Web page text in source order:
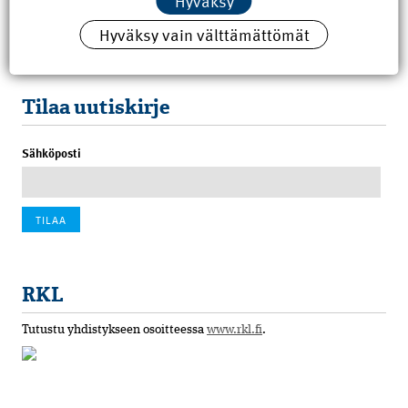
8.6.2026 15:21
100 vuotta sitten: Rajajoen uusi rautatiesilta
Tilaa uutiskirje
Sähköposti
RKL
Tutustu yhdistykseen osoitteessa www.rkl.fi.
Hyväksy vain välttämättömät